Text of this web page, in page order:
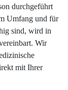
durchgeführt
Umfang und für
sind, wird in
Wir
mit Ihrer